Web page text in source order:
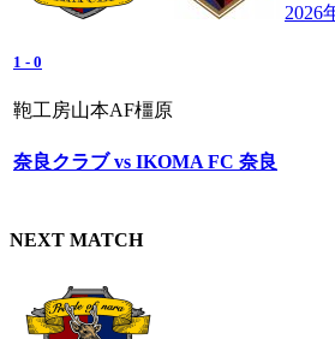
2026
1 - 0
鞄工房山本AF橿原
奈良クラブ vs IKOMA FC 奈良
NEXT MATCH